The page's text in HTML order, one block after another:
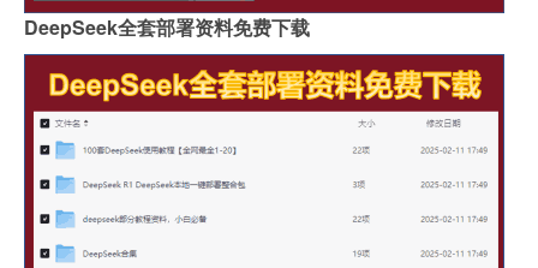
DeepSeek全套部署资料免费下载